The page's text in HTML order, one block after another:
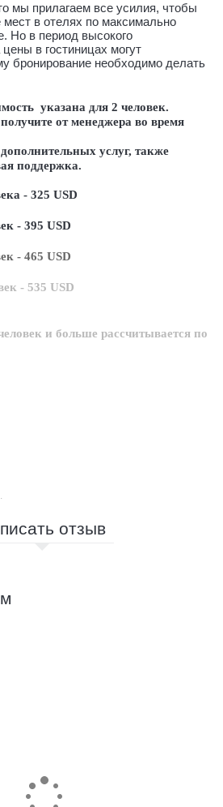
мы прилагаем все усилия, чтобы
в отелях по максимально
Но в период высокого
цены в гостиницах могут
бронирование необходимо делать
указана для 2 человек.
от менеджера во время
услуг, также
поддержка.
- 325 USD
- 395 USD
- 465 USD
- 535 USD
и больше рассчитывается по
отзыв